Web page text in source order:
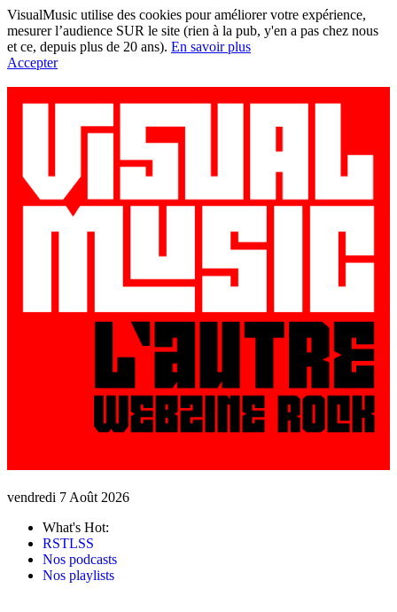
VisualMusic utilise des cookies pour améliorer votre expérience,
mesurer l’audience SUR le site (rien à la pub, y'en a pas chez nous
et ce, depuis plus de 20 ans). En savoir plus
Accepter
vendredi 7 Août 2026
What's Hot:
RSTLSS
Nos podcasts
Nos playlists